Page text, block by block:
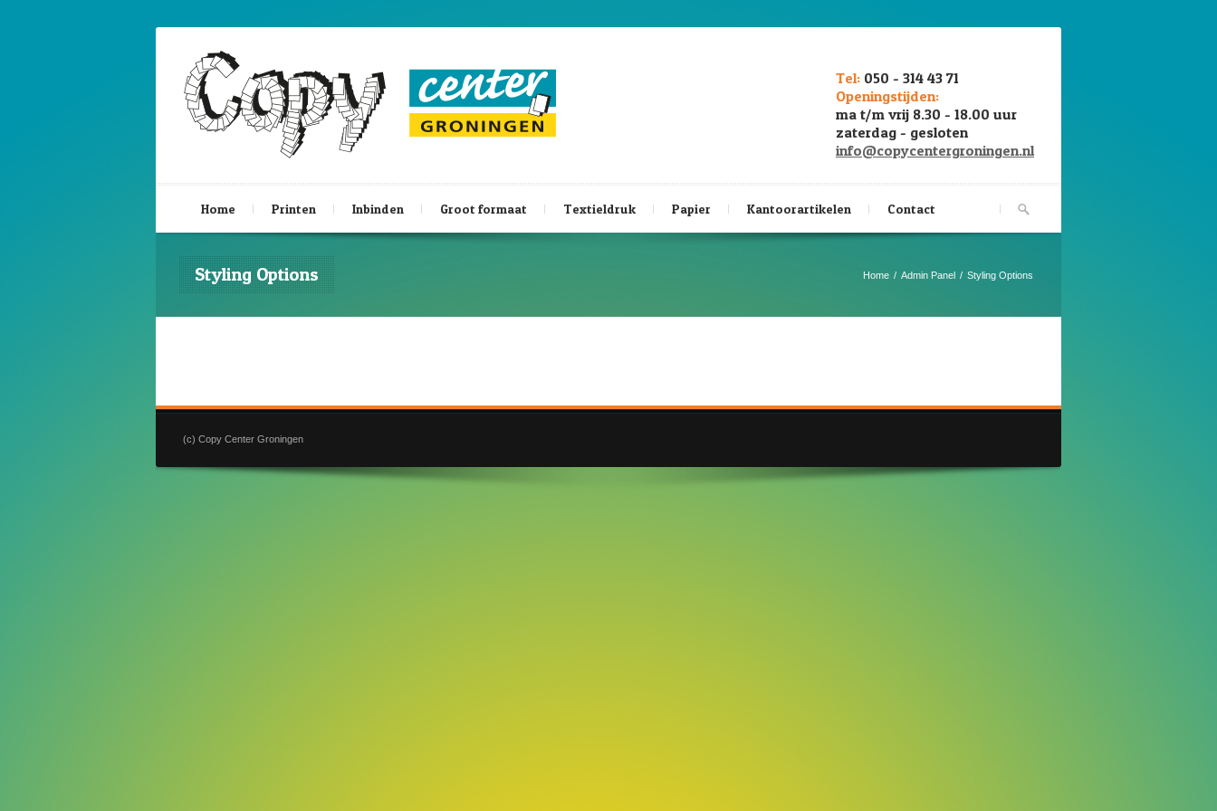
Tel: 050 - 314 43 71
Openingstijden:
ma t/m vrij 8.30 - 18.00 uur
zaterdag - gesloten
info@copycentergroningen.nl
Home Printen Inbinden Groot formaat Textieldruk Papier Kantoorartikelen Contact
Styling Options Home Admin Panel Styling Options
(c) Copy Center Groningen